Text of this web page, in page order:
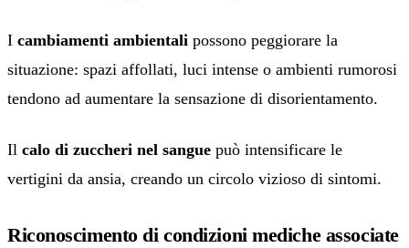
I cambiamenti ambientali possono peggiorare la
situazione: spazi affollati, luci intense o ambienti rumorosi
tendono ad aumentare la sensazione di disorientamento.
Il calo di zuccheri nel sangue può intensificare le
vertigini da ansia, creando un circolo vizioso di sintomi.
Riconoscimento di condizioni mediche associate